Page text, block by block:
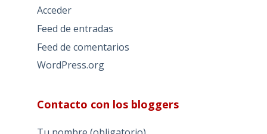
Acceder
Feed de entradas
Feed de comentarios
WordPress.org
Contacto con los bloggers